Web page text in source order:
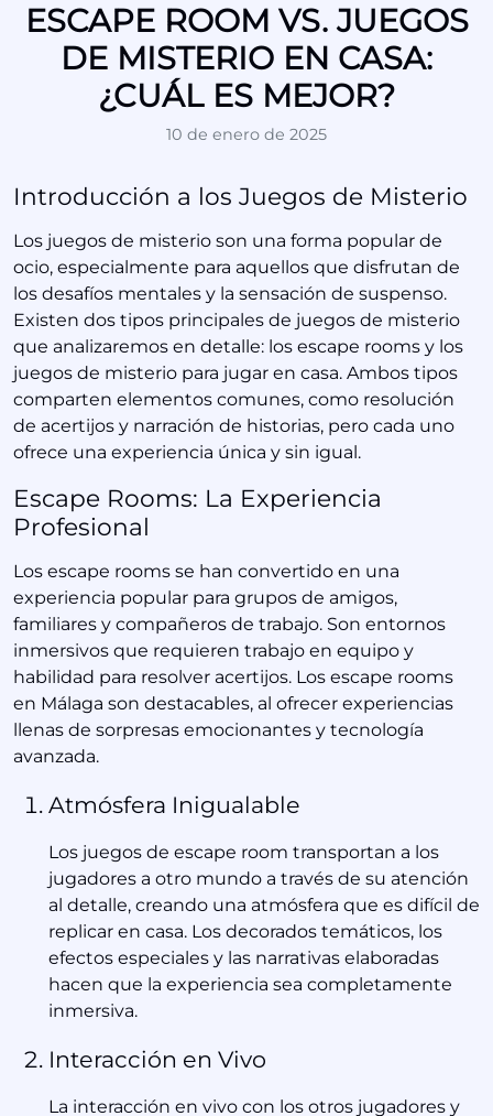
ESCAPE ROOM VS. JUEGOS
DE MISTERIO EN CASA:
¿CUÁL ES MEJOR?
10 de enero de 2025
Introducción a los Juegos de Misterio
Los juegos de misterio son una forma popular de
ocio, especialmente para aquellos que disfrutan de
los desafíos mentales y la sensación de suspenso.
Existen dos tipos principales de juegos de misterio
que analizaremos en detalle: los escape rooms y los
juegos de misterio para jugar en casa. Ambos tipos
comparten elementos comunes, como resolución
de acertijos y narración de historias, pero cada uno
ofrece una experiencia única y sin igual.
Escape Rooms: La Experiencia
Profesional
Los escape rooms se han convertido en una
experiencia popular para grupos de amigos,
familiares y compañeros de trabajo. Son entornos
inmersivos que requieren trabajo en equipo y
habilidad para resolver acertijos. Los escape rooms
en Málaga son destacables, al ofrecer experiencias
llenas de sorpresas emocionantes y tecnología
avanzada.
Atmósfera Inigualable
Los juegos de escape room transportan a los
jugadores a otro mundo a través de su atención
al detalle, creando una atmósfera que es difícil de
replicar en casa. Los decorados temáticos, los
efectos especiales y las narrativas elaboradas
hacen que la experiencia sea completamente
inmersiva.
Interacción en Vivo
La interacción en vivo con los otros jugadores y